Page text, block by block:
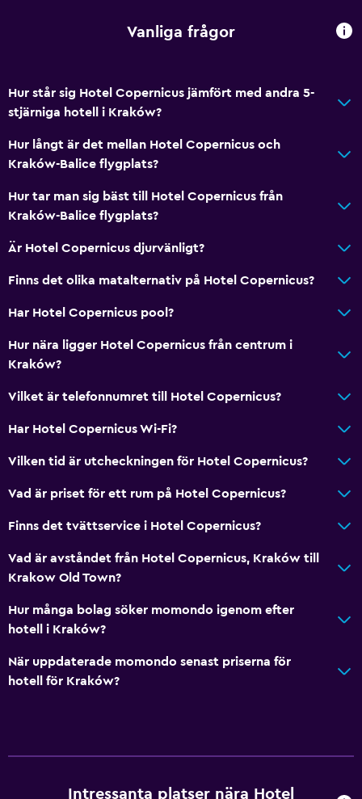
Vanliga frågor
Hur står sig Hotel Copernicus jämfört med andra 5-
stjärniga hotell i Kraków?
Hur långt är det mellan Hotel Copernicus och
Kraków-Balice flygplats?
Hur tar man sig bäst till Hotel Copernicus från
Kraków-Balice flygplats?
Är Hotel Copernicus djurvänligt?
Finns det olika matalternativ på Hotel Copernicus?
Har Hotel Copernicus pool?
Hur nära ligger Hotel Copernicus från centrum i
Kraków?
Vilket är telefonnumret till Hotel Copernicus?
Har Hotel Copernicus Wi-Fi?
Vilken tid är utcheckningen för Hotel Copernicus?
Vad är priset för ett rum på Hotel Copernicus?
Finns det tvättservice i Hotel Copernicus?
Vad är avståndet från Hotel Copernicus, Kraków till
Krakow Old Town?
Hur många bolag söker momondo igenom efter
hotell i Kraków?
När uppdaterade momondo senast priserna för
hotell för Kraków?
Intressanta platser nära Hotel